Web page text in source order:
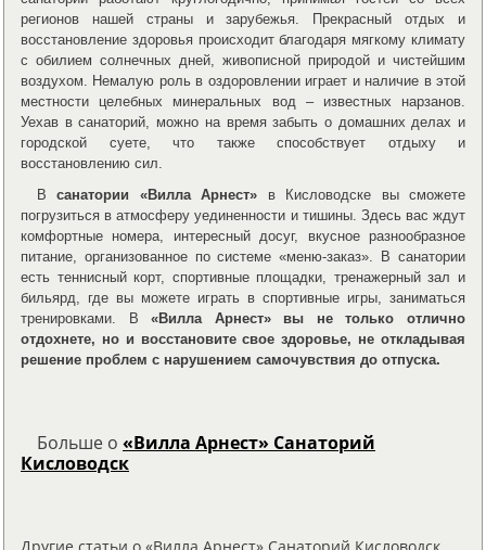
регионов нашей страны и зарубежья. Прекрасный отдых и
восстановление здоровья происходит благодаря мягкому климату
с обилием солнечных дней, живописной природой и чистейшим
воздухом. Немалую роль в оздоровлении играет и наличие в этой
местности целебных минеральных вод – известных нарзанов.
Уехав в санаторий, можно на время забыть о домашних делах и
городской суете, что также способствует отдыху и
восстановлению сил.
Всанатории «Вилла Арнест» в Кисловодске вы сможете
погрузиться в атмосферу уединенности и тишины. Здесь вас ждут
комфортные номера, интересный досуг, вкусное разнообразное
питание, организованное по системе «меню-заказ». В санатории
есть теннисный корт, спортивные площадки, тренажерный зал и
бильярд, где вы можете играть в спортивные игры, заниматься
тренировками. В«Вилла Арнест»
вы не только отлично
отдохнете, но и восстановите свое здоровье, не откладывая
решение проблем с нарушением самочувствия до отпуска.
Больше о «Вилла Арнест» Санаторий
Кисловодск
Другие статьи о «Вилла Арнест» Санаторий Кисловодск